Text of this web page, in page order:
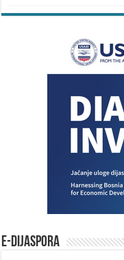
E-DIJASPORA